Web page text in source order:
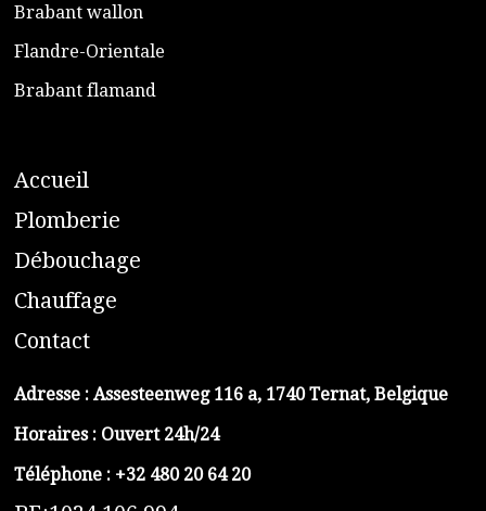
​Brabant wallon
​Flandre-Orientale
​Brabant flamand
Accueil
​Plomberie
Débouchage
Chauffage
Contact
Adresse : Assesteenweg 116 a, 1740 Ternat, Belgique
Horaires : Ouvert 24h/24
Téléphone : +32 480 20 64 20